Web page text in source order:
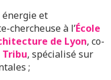
et
chercheuse à l’École
de Lyon, co-
Tribu, spécialisé sur
;